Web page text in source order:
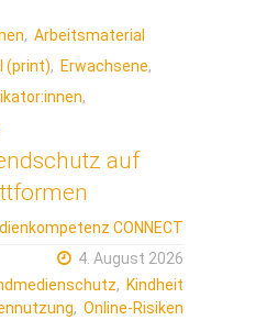
, Arbeitsmaterial
(print), Erwachsene,
,
auf
CONNECT
4. August 2026
, Kindheit
, Online-Risiken